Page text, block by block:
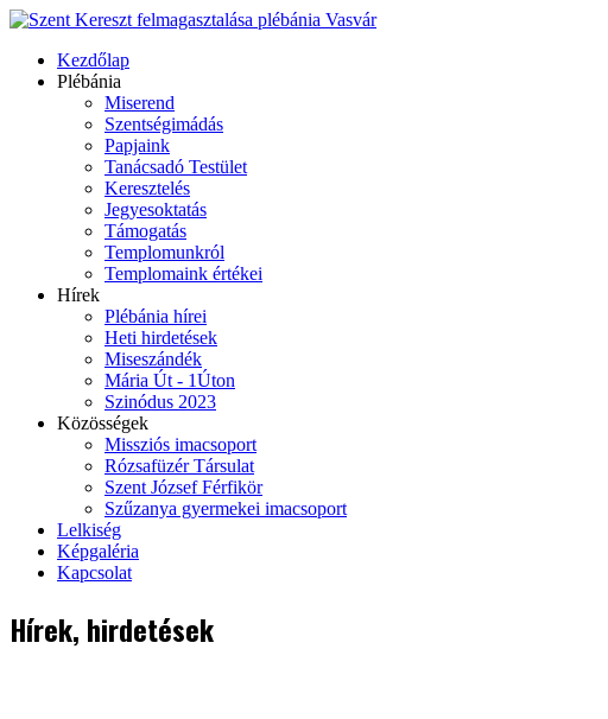
Kezdőlap
Plébánia
Miserend
Szentségimádás
Papjaink
Tanácsadó Testület
Keresztelés
Jegyesoktatás
Támogatás
Templomunkról
Templomaink értékei
Hírek
Plébánia hírei
Heti hirdetések
Miseszándék
Mária Út - 1Úton
Szinódus 2023
Közösségek
Missziós imacsoport
Rózsafüzér Társulat
Szent József Férfikör
Szűzanya gyermekei imacsoport
Lelkiség
Képgaléria
Kapcsolat
Hírek, hirdetések